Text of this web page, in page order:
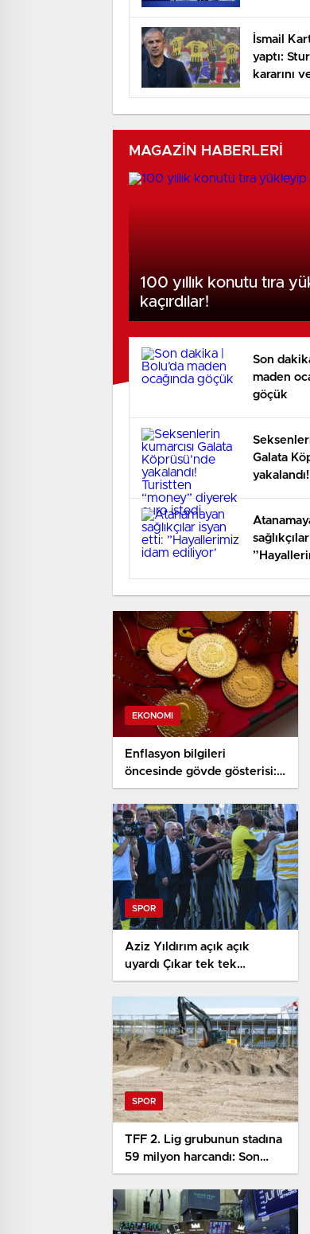
İsmail
yaptı:
kararını
MAGAZİN HABERLERİ
100 yıllık konutu tıra
kaçırdılar!
Son
maden
göçük
Galata
EKONOMI
Enflasyon bilgileri
öncesinde gövde gösterisi:
Altın fiyatları şahlandı
SPOR
Aziz Yıldırım açık açık
uyardı Çıkar tek tek
söylerim
SPOR
TFF 2. Lig grubunun stadına
59 milyon harcandı: Son
durum bu